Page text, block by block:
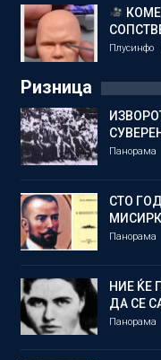
Плусинфо
Ризница
Панорама
СТО
Панорама
НИЕ ЌЕ
ДА СЕ
Панорама